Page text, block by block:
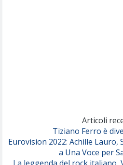
Serenamente
Articoli
Tiziano Ferro è
Eurovision 2022: Achille Lauro,
a Una Voce per